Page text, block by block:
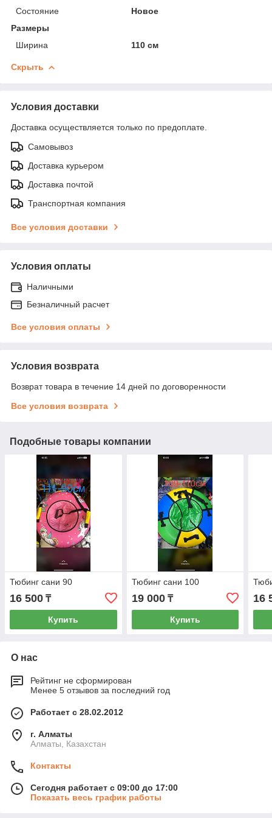
Состояние
Новое
Размеры
Ширина
110 см
Скрыть
Условия доставки
Доставка осуществляется только по предоплате.
Самовывоз
Доставка курьером
Доставка почтой
Транспортная компания
Все условия доставки
Условия оплаты
Наличными
Безналичный расчет
Все условия оплаты
Условия возврата
Возврат товара в течение 14 дней по договоренности
Все условия возврата
Подобные товары компании
Тюбинг сани 90
16 500 ₸
Купить
Тюбинг сани 100
19 000₸
Купить
16
О нас
Рейтинг не сформирован
Менее 5 отзывов за последний год
Работает с 28.02.2012
г. Алматы
Алматы, Казахстан
Контакты
Сегодня работает с 09:00 до 17:00
Показать весь график работы